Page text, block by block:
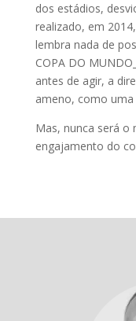
dos estádios,
realizado, em
lembra nada de
COPA DO
antes de agir, a
ameno, como
Mas, nunca será o
engajamento do